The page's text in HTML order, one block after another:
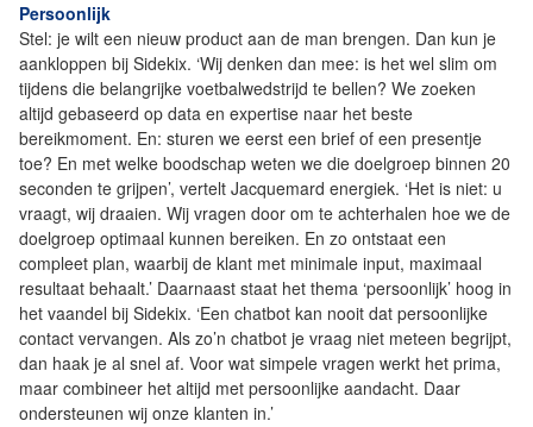
Persoonlijk
Stel: je wilt een nieuw product aan de man brengen. Dan kun je
aankloppen bij Sidekix. ‘Wij denken dan mee: is het wel slim om
tijdens die belangrijke voetbalwedstrijd te bellen? We zoeken
altijd gebaseerd op data en expertise naar het beste
bereikmoment. En: sturen we eerst een brief of een presentje
toe? En met welke boodschap weten we die doelgroep binnen 20
seconden te grijpen’, vertelt Jacquemard energiek. ‘Het is niet: u
vraagt, wij draaien. Wij vragen door om te achterhalen hoe we de
doelgroep optimaal kunnen bereiken. En zo ontstaat een
compleet plan, waarbij de klant met minimale input, maximaal
resultaat behaalt.’ Daarnaast staat het thema ‘persoonlijk’ hoog in
het vaandel bij Sidekix. ‘Een chatbot kan nooit dat persoonlijke
contact vervangen. Als zo’n chatbot je vraag niet meteen begrijpt,
dan haak je al snel af. Voor wat simpele vragen werkt het prima,
maar combineer het altijd met persoonlijke aandacht. Daar
ondersteunen wij onze klanten in.’